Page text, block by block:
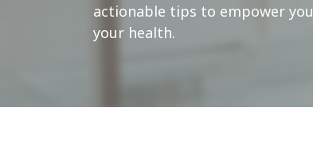
actionable tips to empower
your health.